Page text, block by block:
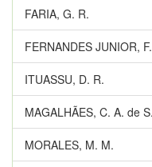
FARIA, G. R.
FERNANDES JUNIOR, F.
ITUASSU, D. R.
MAGALHÃES, C. A. de S.
MORALES, M. M.